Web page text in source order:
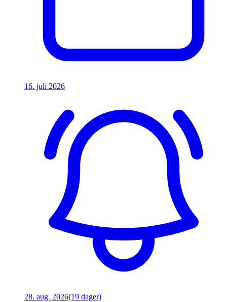
16. juli 2026
28. aug. 2026(19 dager)